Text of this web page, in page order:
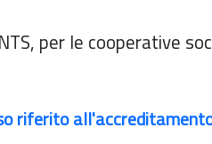
per le cooperative
riferito